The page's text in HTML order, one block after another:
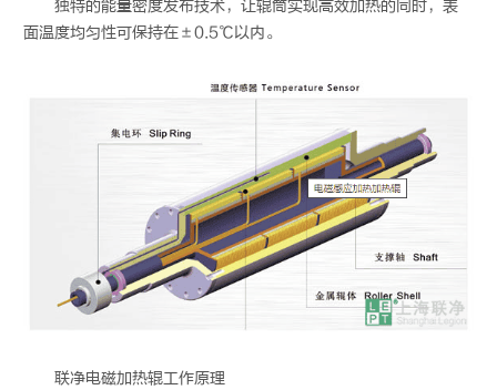
独特的能量密度发布技术，让辊筒实现高效加热的同时，表
面温度均匀性可保持在±0.5℃以内。
联净电磁加热辊工作原理